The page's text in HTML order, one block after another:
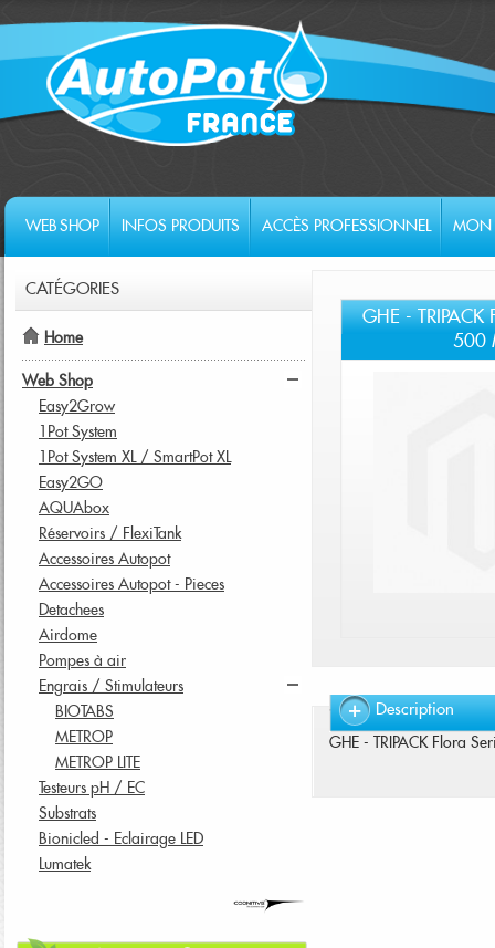
WEB SHOP INFOS PRODUITS ACCÈS PROFESSIONNEL MON
GHE - TRIPACK
500
Description
GHE - TRIPACK Flora
CATÉGORIES
Home
Web Shop
Easy2Grow
1Pot System
1Pot System XL / SmartPot XL
Easy2GO
AQUAbox
Réservoirs / FlexiTank
Accessoires Autopot
Accessoires Autopot - Pieces
Detachees
Airdome
Pompes à air
Engrais / Stimulateurs
BIOTABS
METROP
METROP LITE
Testeurs pH / EC
Substrats
Bionicled - Eclairage LED
Lumatek